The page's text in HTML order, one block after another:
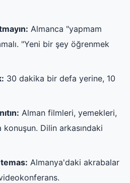
Almanca "yapmam
"Yeni bir şey öğrenmek
30 dakika bir defa yerine, 10
Alman filmleri, yemekleri,
konuşun. Dilin arkasındaki
Almanya'daki akrabalar